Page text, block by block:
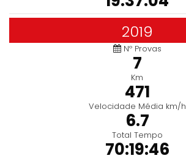
2019
Nº Provas
7
Km
471
Velocidade Média km/h
6.7
Total Tempo
70:19:46